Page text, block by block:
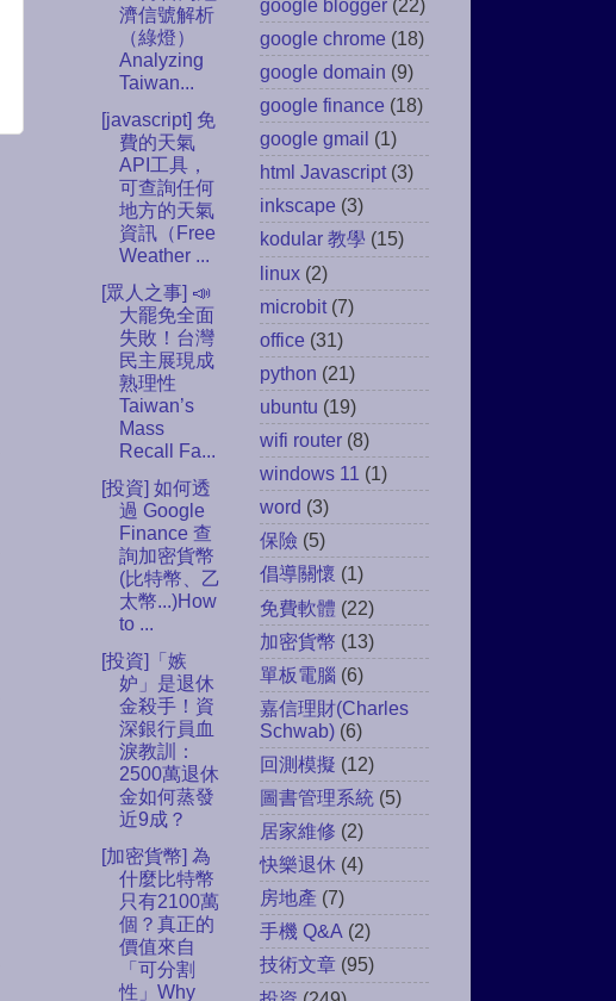
濟信號解析
（綠燈）
Analyzing
Taiwan...
[javascript] 免
費的天氣
API工具，
可查詢任何
地方的天氣
資訊（Free
Weather ...
[眾人之事] 📣
大罷免全面
失敗！台灣
民主展現成
熟理性
Taiwan’s
Mass
Recall Fa...
[投資] 如何透
過 Google
Finance 查
詢加密貨幣
(比特幣、乙
太幣...)How
to ...
[投資]「嫉
妒」是退休
金殺手！資
深銀行員血
淚教訓：
2500萬退休
金如何蒸發
近9成？
[加密貨幣] 為
什麼比特幣
只有2100萬
個？真正的
價值來自
「可分割
性」Why
google blogger (22)
google chrome (18)
google domain (9)
google finance (18)
google gmail (1)
html Javascript (3)
inkscape (3)
kodular 教學 (15)
linux (2)
microbit (7)
office (31)
python (21)
ubuntu (19)
wifi router (8)
windows 11 (1)
word (3)
保險 (5)
倡導關懷 (1)
免費軟體 (22)
加密貨幣 (13)
單板電腦 (6)
嘉信理財(Charles
Schwab) (6)
回測模擬 (12)
圖書管理系統 (5)
居家維修 (2)
快樂退休 (4)
房地產 (7)
手機 Q&A (2)
技術文章 (95)